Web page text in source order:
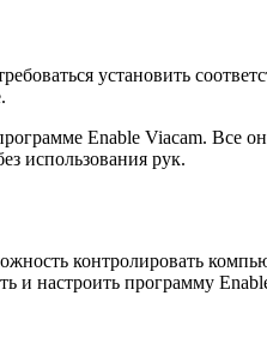
установить
Enable Viacam. Все
использования рук.
контролировать
и настроить программу